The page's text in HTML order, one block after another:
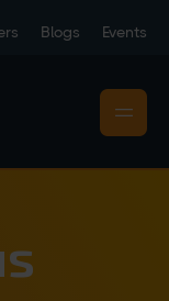
Blogs Events